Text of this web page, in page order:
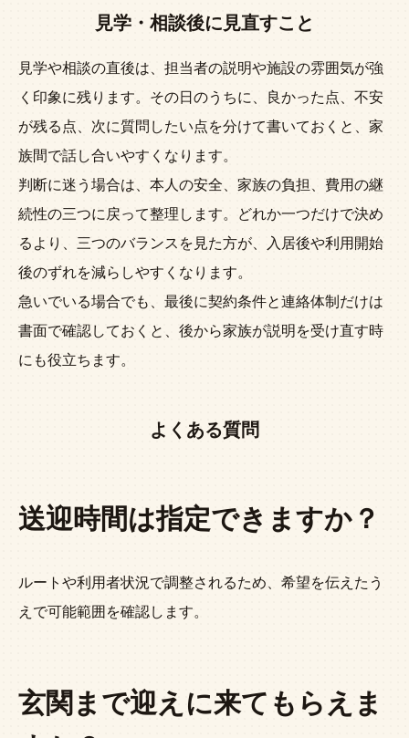
見学・相談後に見直すこと
見学や相談の直後は、担当者の説明や施設の雰囲気が強
く印象に残ります。その日のうちに、良かった点、不安
が残る点、次に質問したい点を分けて書いておくと、家
族間で話し合いやすくなります。
判断に迷う場合は、本人の安全、家族の負担、費用の継
続性の三つに戻って整理します。どれか一つだけで決め
るより、三つのバランスを見た方が、入居後や利用開始
後のずれを減らしやすくなります。
急いでいる場合でも、最後に契約条件と連絡体制だけは
書面で確認しておくと、後から家族が説明を受け直す時
にも役立ちます。
よくある質問
送迎時間は指定できますか？
ルートや利用者状況で調整されるため、希望を伝えたう
えで可能範囲を確認します。
玄関まで迎えに来てもらえま